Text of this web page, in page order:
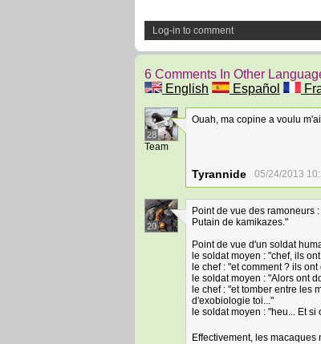
Log-in to comment
6 Comments In Other
English
Español
28
Team
Ouah, ma copine a voulu
Tyrannide 05/24/2013
20
Point de vue des ramoneurs
Putain de kamikazes."
Point de vue d'un soldat
le soldat moyen : "chef, ils
le chef : "et comment ? ils
le soldat moyen : "Alors ont
le chef : "et tomber entre les
d'exobiologie toi..."
le soldat moyen : "heu... Et
Effectivement, les